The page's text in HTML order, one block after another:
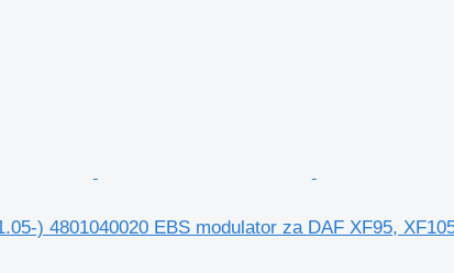
) 4801040020 EBS modulator za DAF XF95,